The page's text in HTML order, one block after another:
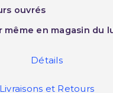
ouvrés
même en magasin du
Détails
Livraisons et Retours